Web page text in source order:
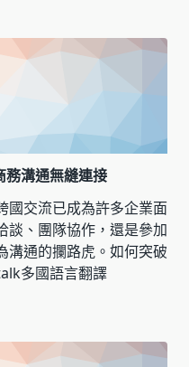
溝通無縫連接
國交流已成為許多企業面
談、團隊協作，還是參加
溝通的攔路虎。如何突破
多國語言翻譯